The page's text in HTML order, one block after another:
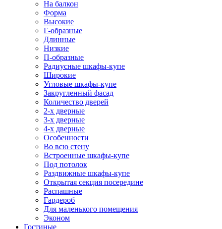
На балкон
Форма
Высокие
Г-образные
Длинные
Низкие
П-образные
Радиусные шкафы-купе
Широкие
Угловые шкафы-купе
Закругленный фасад
Количество дверей
2-х дверные
3-х дверные
4-х дверные
Особенности
Во всю стену
Встроенные шкафы-купе
Под потолок
Раздвижные шкафы-купе
Открытая секция посередине
Распашные
Гардероб
Для маленького помещения
Эконом
Гостиные